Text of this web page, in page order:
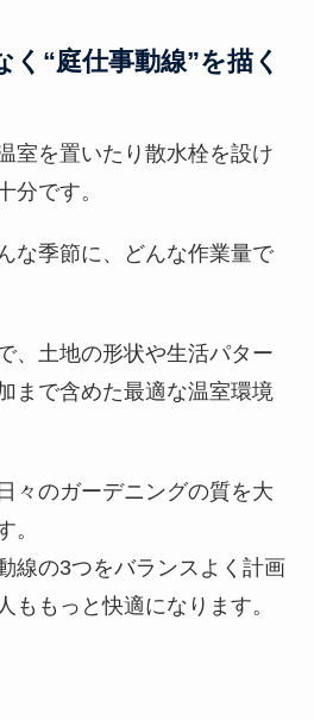
く“庭仕事動線”を描く
室を置いたり散水栓を設け
分です。
な季節に、どんな作業量で
、土地の形状や生活パター
まで含めた最適な温室環境
々のガーデニングの質を大
。
線の3つをバランスよく計画
ももっと快適になります。